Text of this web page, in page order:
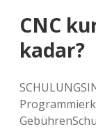
CNC
kadar?